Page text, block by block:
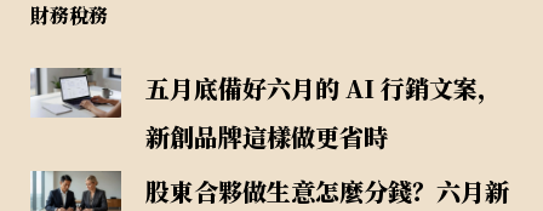
財務稅務
五月底備好六月的 AI 行銷文案，
新創品牌這樣做更省時
股東合夥做生意怎麼分錢？六月新